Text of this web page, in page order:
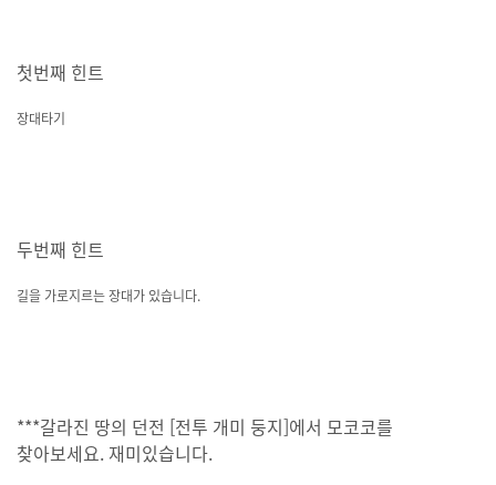
첫번째 힌트
장대타기
두번째 힌트
길을 가로지르는 장대가 있습니다.
***갈라진 땅의 던전 [전투 개미 둥지]에서 모코코를
찾아보세요. 재미있습니다.